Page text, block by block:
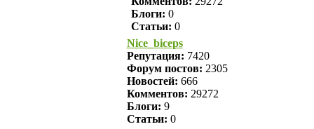
Блоги: 0
Статьи: 0
Nice_biceps
Репутация: 7420
Форум постов: 2305
Новостей: 666
Комментов: 29272
Блоги: 9
Статьи: 0